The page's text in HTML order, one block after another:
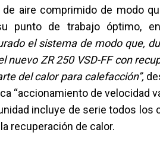
aire comprimido de modo
punto de trabajo óptimo,
el sistema de modo que,
nuevo ZR 250 VSD-FF con
del calor para calefacción”,
“accionamiento de velocidad
incluye de serie todos
recuperación de calor.